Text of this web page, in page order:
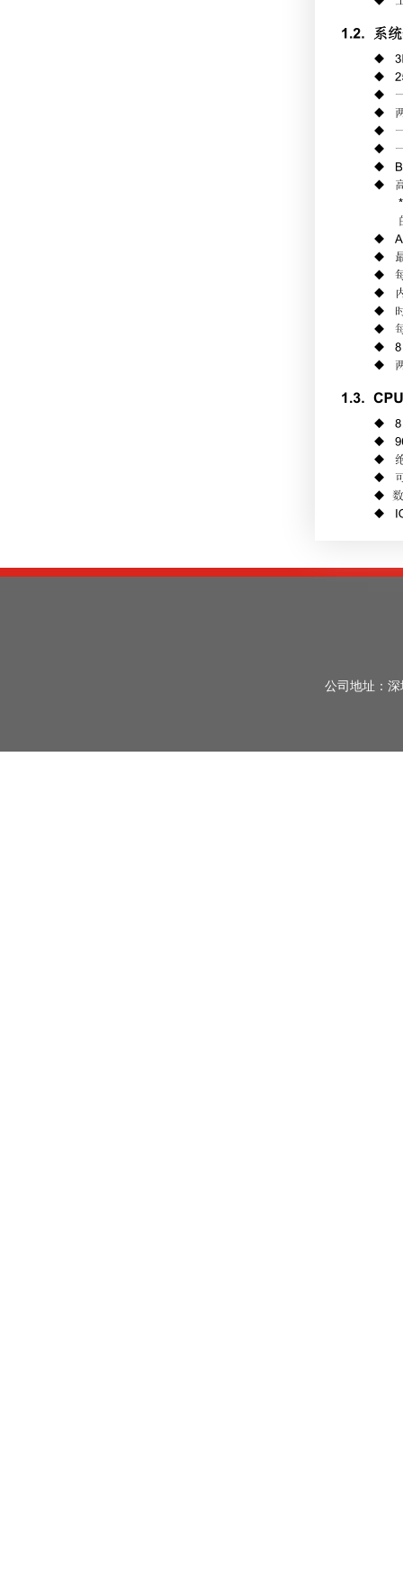
公司地址：